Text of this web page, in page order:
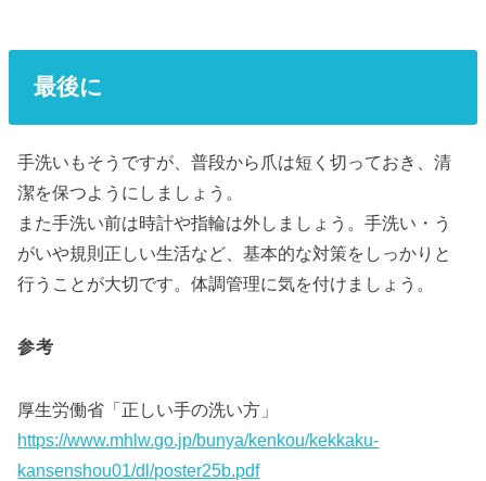
最後に
手洗いもそうですが、普段から爪は短く切っておき、清
潔を保つようにしましょう。
また手洗い前は時計や指輪は外しましょう。手洗い・う
がいや規則正しい生活など、基本的な対策をしっかりと
行うことが大切です。体調管理に気を付けましょう。
参考
厚生労働省「正しい手の洗い方」
https://www.mhlw.go.jp/bunya/kenkou/kekkaku-
kansenshou01/dl/poster25b.pdf